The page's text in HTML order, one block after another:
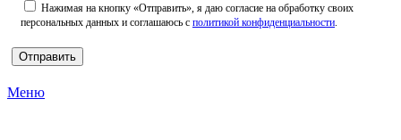
Нажимая на кнопку «Отправить», я даю согласие на обработку своих
персональных данных и соглашаюсь с политикой конфиденциальности
Меню